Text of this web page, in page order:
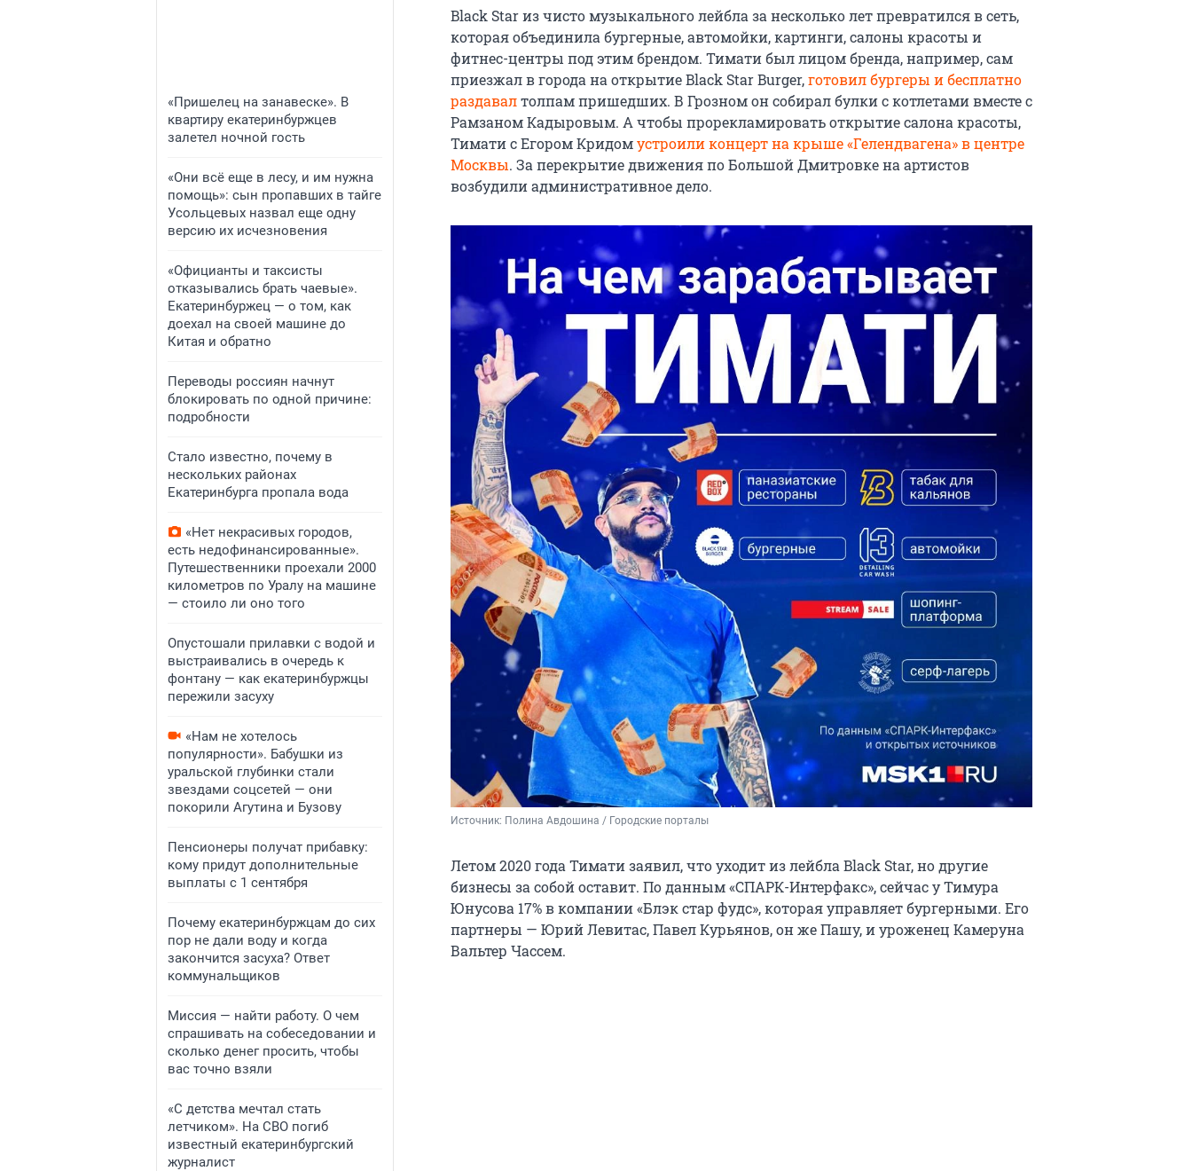
«Пришелец на занавеске». В
квартиру екатеринбуржцев
залетел ночной гость
«Они всё еще в лесу, и им нужна
помощь»: сын пропавших в тайге
Усольцевых назвал еще одну
версию их исчезновения
«Официанты и таксисты
отказывались брать чаевые».
Екатеринбуржец — о том, как
доехал на своей машине до
Китая и обратно
Переводы россиян начнут
блокировать по одной причине:
подробности
Стало известно, почему в
нескольких районах
Екатеринбурга пропала вода
«Нет некрасивых городов,
есть недофинансированные».
Путешественники проехали 2000
километров по Уралу на машине
— стоило ли оно того
Опустошали прилавки с водой и
выстраивались в очередь к
фонтану — как екатеринбуржцы
пережили засуху
«Нам не хотелось
популярности». Бабушки из
уральской глубинки стали
звездами соцсетей — они
покорили Агутина и Бузову
Пенсионеры получат прибавку:
кому придут дополнительные
выплаты с 1 сентября
Почему екатеринбуржцам до сих
пор не дали воду и когда
закончится засуха? Ответ
коммунальщиков
Миссия — найти работу. О чем
спрашивать на собеседовании и
сколько денег просить, чтобы
вас точно взяли
«С детства мечтал стать
летчиком». На СВО погиб
известный екатеринбургский
журналист
Black Star из чисто музыкального лейбла за несколько лет превратился в сеть,
которая объединила бургерные, автомойки, картинги, салоны красоты и
фитнес-центры под этим брендом. Тимати был лицом бренда, например, сам
приезжал в города на открытие Black Star Burger,готовил бургеры и бесплатно
раздавалтолпам пришедших. В Грозном он собирал булки с котлетами вместе с
Рамзаном Кадыровым. А чтобы прорекламировать открытие салона красоты,
Тимати с Егором Кридомустроили концерт на крыше «Гелендвагена» в центре
Москвы. За перекрытие движения по Большой Дмитровке на артистов
возбудили административное дело.
Источник: Полина Авдошина / Городские порталы
Летом 2020 года Тимати заявил, что уходит из лейбла Black Star, но другие
бизнесы за собой оставит. По данным «СПАРК-Интерфакс», сейчас у Тимура
Юнусова 17% в компании «Блэк стар фудс», которая управляет бургерными. Его
партнеры — Юрий Левитас, Павел Курьянов, он же Пашу, и уроженец Камеруна
Вальтер Чассем.